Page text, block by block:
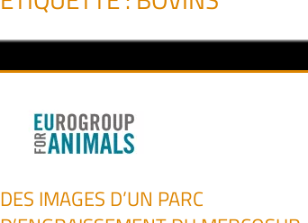
DES IMAGES D’UN PARC